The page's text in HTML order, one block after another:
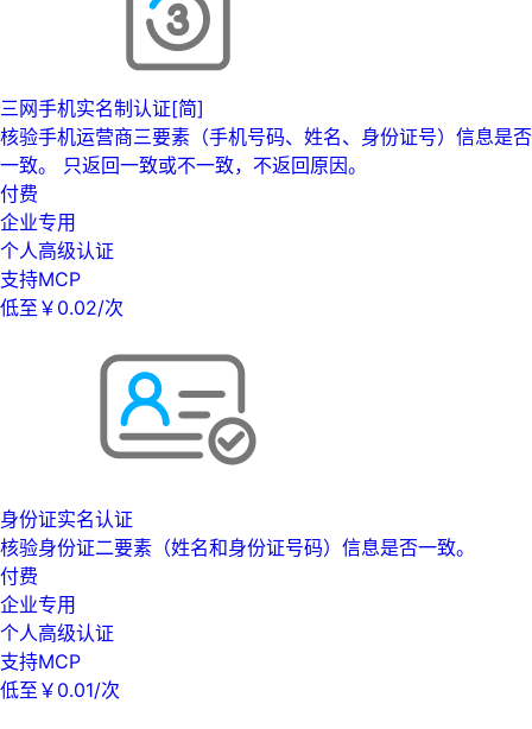
三网手机实名制认证[简]
核验手机运营商三要素（手机号码、姓名、身份证号）信息是否
一致。 只返回一致或不一致，不返回原因。
付费
企业专用
个人高级认证
支持MCP
低至￥0.02/次
身份证实名认证
核验身份证二要素（姓名和身份证号码）信息是否一致。
付费
企业专用
个人高级认证
支持MCP
低至￥0.01/次